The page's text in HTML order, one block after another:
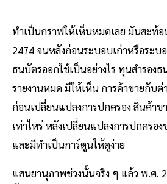
ทำเป็นกราฟให้เห็นหมดเลย มันสะท้อ
2474 จนหลังก่อนระบอบเก่าหรือระบ
ธนบัตรออกใช้เป็นอย่างไร ทุนสำรองธ
รายงานหมด มีให้เห็น การค้าขายกับต่
ก่อนเปลี่ยนแปลงการปกครอง สินค้าข
เท่าไหร่ หลังเปลี่ยนแปลงการปกครอง
และมีทำเป็นการ์ตูนให้ดูง่าย
แสนยานุภาพช่วงนั้นจริง ๆ แล้ว พ.ศ.